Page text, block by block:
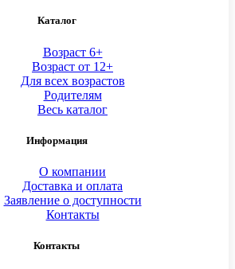
Каталог
Возраст 6+
Возраст от 12+
Для всех возрастов
Родителям
Весь каталог
Информация
О компании
Доставка и оплата
Заявление о доступности
Контакты
Контакты